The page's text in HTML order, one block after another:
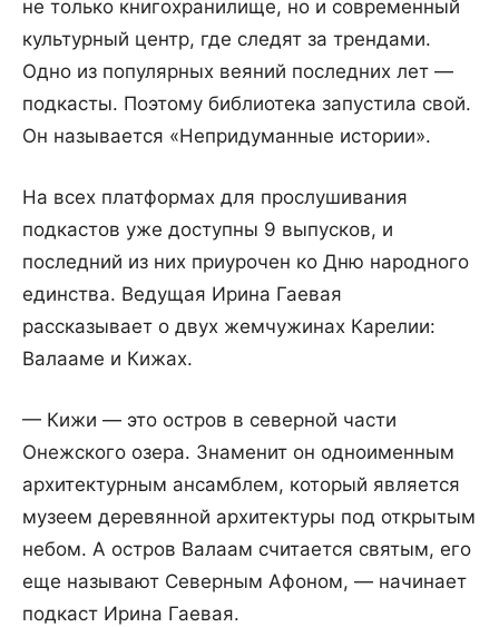
не только книгохранилище, но и современный
культурный центр, где следят за трендами.
Одно из популярных веяний последних лет —
подкасты. Поэтому библиотека запустила свой.
Он называется «Непридуманные истории».
На всех платформах для прослушивания
подкастов уже доступны 9 выпусков, и
последний из них приурочен ко Дню народного
единства. Ведущая Ирина Гаевая
рассказывает о двух жемчужинах Карелии:
Валааме и Кижах.
— Кижи — это остров в северной части
Онежского озера. Знаменит он одноименным
архитектурным ансамблем, который является
музеем деревянной архитектуры под открытым
небом. А остров Валаам считается святым, его
еще называют Северным Афоном, — начинает
подкаст Ирина Гаевая.